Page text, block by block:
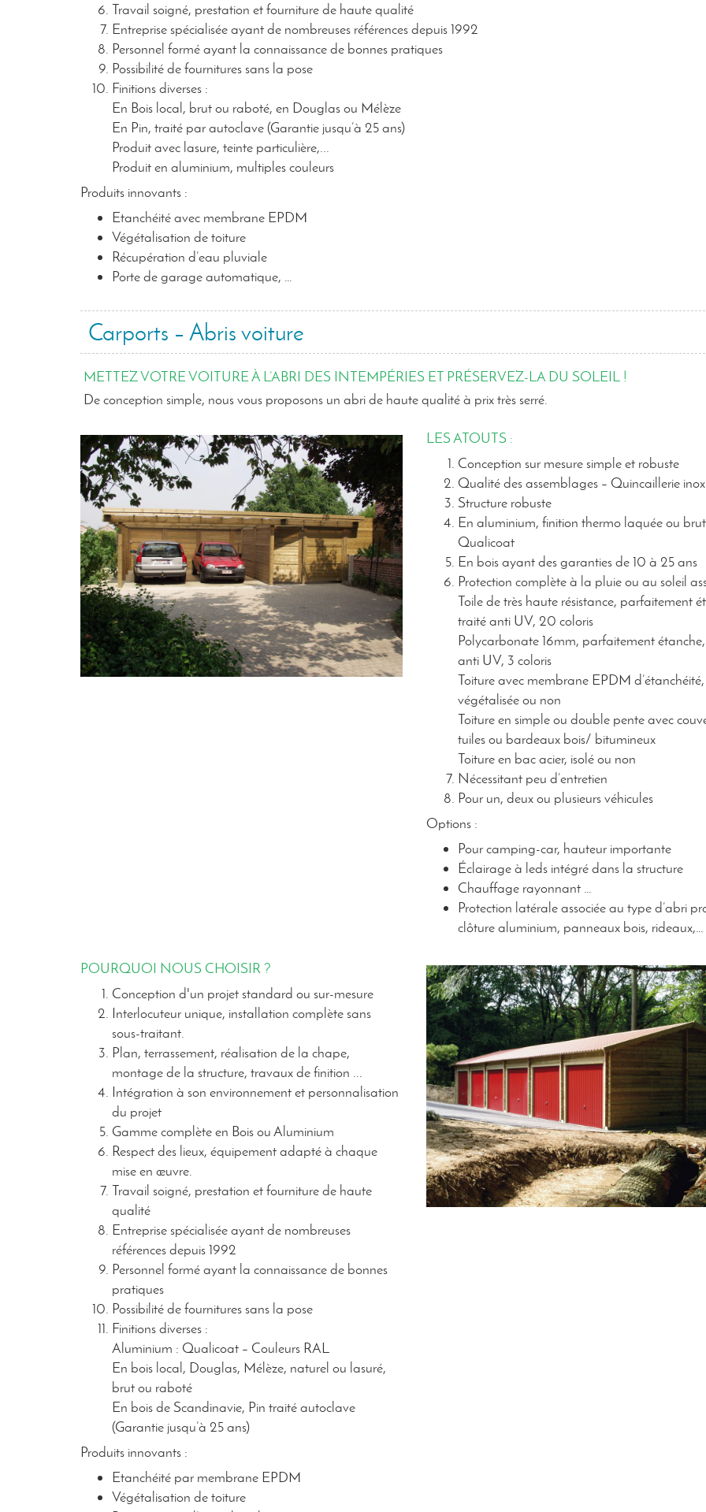
Travail soigné, prestation et fourniture de haute qualité
Entreprise spécialisée ayant de nombreuses références depuis 1992
Personnel formé ayant la connaissance de bonnes pratiques
Possibilité de fournitures sans la pose
Finitions diverses :
En Bois local, brut ou raboté, en Douglas ou Mélèze
En Pin, traité par autoclave (Garantie jusqu’à 25 ans)
Produit avec lasure, teinte particulière,...
Produit en aluminium, multiples couleurs
Produits innovants :
Etanchéité avec membrane EPDM
Végétalisation de toiture
Récupération d’eau pluviale
Porte de garage automatique, …
Carports – Abris voiture
METTEZ VOTRE VOITURE À L’ABRI DES INTEMPÉRIES ET PRÉSERVEZ-LA DU SOLEIL !
De conception simple, nous vous proposons un abri de haute qualité à prix très serré.
LES ATOUTS :
Conception sur mesure simple et robuste
Qualité des assemblages – Quincaillerie inox
Structure robuste
En aluminium, finition thermo laquée ou
Qualicoat
En bois ayant des garanties de 10 à 25 ans
Protection complète à la pluie ou au soleil
Toile de très haute résistance, parfaitement
traité anti UV, 20 coloris
Polycarbonate 16mm, parfaitement
anti UV, 3 coloris
Toiture avec membrane EPDM d’étanchéité,
végétalisée ou non
Toiture en simple ou double pente avec
tuiles ou bardeaux bois/ bitumineux
Toiture en bac acier, isolé ou non
Nécessitant peu d’entretien
Pour un, deux ou plusieurs véhicules
Options :
Pour camping-car, hauteur importante
Éclairage à leds intégré dans la structure
Chauffage rayonnant …
Protection latérale associée au type d’abri
clôture aluminium, panneaux bois, rideaux,…
POURQUOI NOUS CHOISIR ?
Conception d'un projet standard ou sur-mesure
Interlocuteur unique, installation complète sans
sous-traitant.
Plan, terrassement, réalisation de la chape,
montage de la structure, travaux de finition ...
Intégration à son environnement et personnalisation
du projet
Gamme complète en Bois ou Aluminium
Respect des lieux, équipement adapté à chaque
mise en œuvre.
Travail soigné, prestation et fourniture de haute
qualité
Entreprise spécialisée ayant de nombreuses
références depuis 1992
Personnel formé ayant la connaissance de bonnes
pratiques
Possibilité de fournitures sans la pose
Finitions diverses :
Aluminium : Qualicoat – Couleurs RAL
En bois local, Douglas, Mélèze, naturel ou lasuré,
brut ou raboté
En bois de Scandinavie, Pin traité autoclave
(Garantie jusqu’à 25 ans)
Produits innovants :
Etanchéité par membrane EPDM
Végétalisation de toiture